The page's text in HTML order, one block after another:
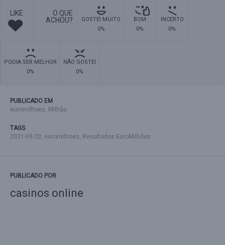
LIKE
O QUE
ACHOU?
GOSTEI MUITO
0%
BOM
0%
INCERTO
0%
PODIA SER MELHOR
0%
NÃO GOSTEI
0%
PUBLICADO EM
euromilhoes, Milhão
TAGS
2021-08-20, euromilhoes, Resultados EuroMilhões
PUBLICADO POR
casinos online